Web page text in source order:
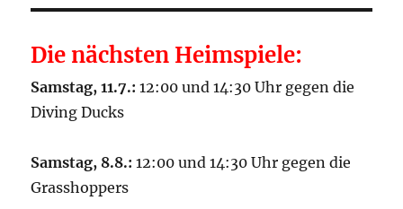
Die nächsten Heimspiele:
Samstag, 11.7.: 12:00 und 14:30 Uhr gegen die
Diving Ducks
Samstag, 8.8.: 12:00 und 14:30 Uhr gegen die
Grasshoppers